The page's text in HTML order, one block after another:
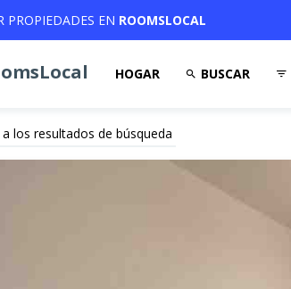
PROPIEDADES EN ROOMSLOCAL
HOGAR BUSCAR
a los resultados de búsqueda